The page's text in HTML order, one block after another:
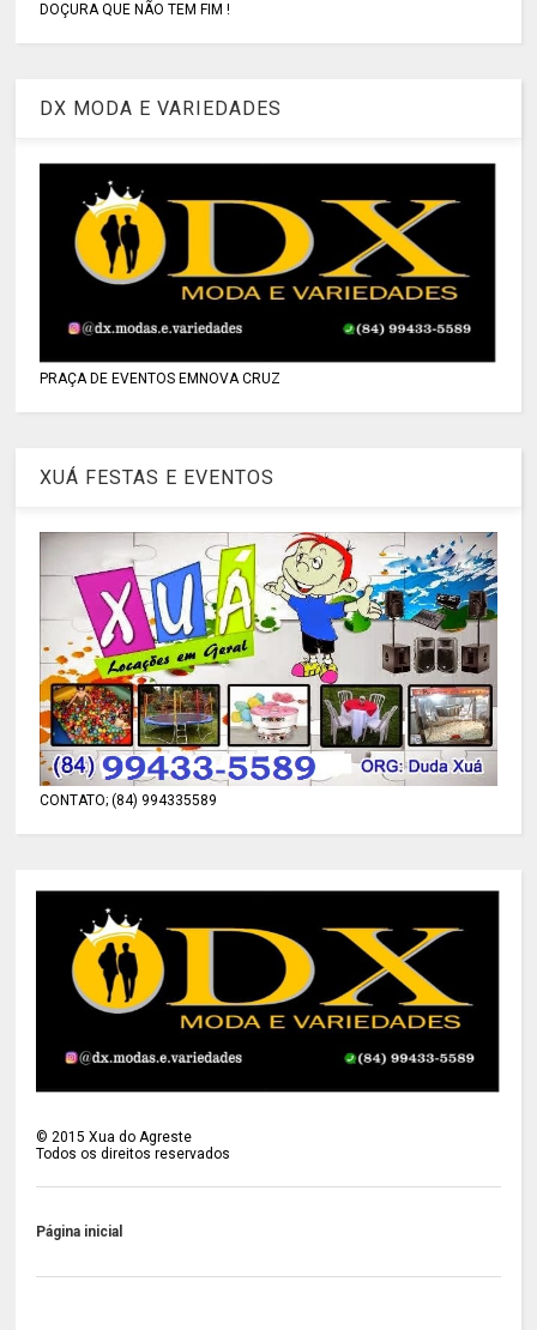
DOÇURA QUE NÃO TEM FIM !
DX MODA E VARIEDADES
PRAÇA DE EVENTOS EMNOVA CRUZ
XUÁ FESTAS E EVENTOS
CONTATO; (84) 994335589
©2015 Xua do Agreste
Todos os direitos reservados
Página inicial